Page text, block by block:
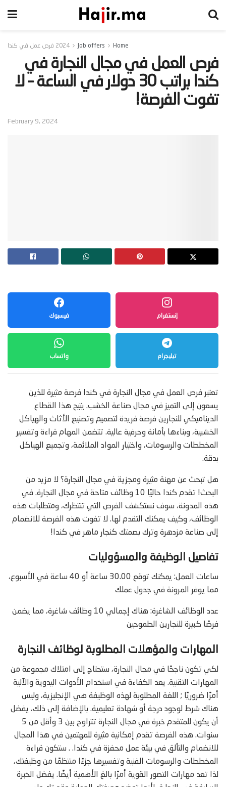
Home
Job offers 2024 فرص عمل في كندا
‫فرص العمل في مجال النجارة في
كندا براتب 30 دولار في الساعة – لا
تفوت الفرصة!‬
February 9, 2024
فيسبوك إنستغرام
واتساب تيليجرام
تعتبر فرص العمل في مجال النجارة في كندا فرصة مثيرة للذين
يسعون إلى التميز في مجال صناعة الخشب. يتيح هذا القطاع
الديناميكي للنجارين فرصة فريدة لتصميم وتصنيع الأثاث والهياكل
الخشبية، وبناءها بأمانة وحرفية عالية. تتضمن المهام قراءة وتفسير
المخططات والرسومات، واختيار المواد الملائمة، وتجميع الهياكل
بدقة.
هل تبحث عن مهنة مثيرة ومجزية في مجال النجارة؟ لا مزيد من
البحث! تقدم كندا حاليًا 10 وظائف متاحة في مجال النجارة. في
هذه المدونة، سوف نستكشف الفرص التي تنتظرك، ومتطلبات هذه
الوظائف، وكيف يمكنك التقدم لها. لا تفوت هذه الفرصة للانضمام
إلى صناعة مزدهرة وترك بصمتك كنجار ماهر في كندا!
تفاصيل الوظيفة والمسؤوليات
ساعات العمل: يمكنك توقع 30.00 ساعة أو 40 ساعة في الأسبوع،
مما يوفر المرونة في جدول عملك
عدد الوظائف الشاغرة: هناك إجمالي 10 وظائف شاغرة، مما يضمن
فرصًا كبيرة للنجارين الطموحين
المهارات والمؤهلات المطلوبة لوظائف النجارة
لكي تكون ناجحًا في مجال النجارة، ستحتاج إلى امتلاك مجموعة من
المهارات التقنية. يعد الكفاءة في استخدام الأدوات اليدوية والآلية
أمرًا ضروريًا ; اللغة المطلوبة لهذه الوظيفة هي الإنجليزية، وليس
هناك شرط لوجود درجة أو شهادة تعليمية. بالإضافة إلى ذلك، يفضل
أن يكون للمتقدم خبرة في مجال النجارة تتراوح بين 3 وأقل من 5
سنوات. هذه الفرصة تقدم إمكانية مثيرة للمهتمين في هذا المجال
للانضمام والتألق في بيئة عمل محفزة في كندا. . ستكون قراءة
المخططات والرسومات الفنية وتفسيرها جزءًا منتظمًا من وظيفتك،
لذا تعد مهارات التصور القوية أمرًا بالغ الأهمية أيضًا. يفضل الخبرة